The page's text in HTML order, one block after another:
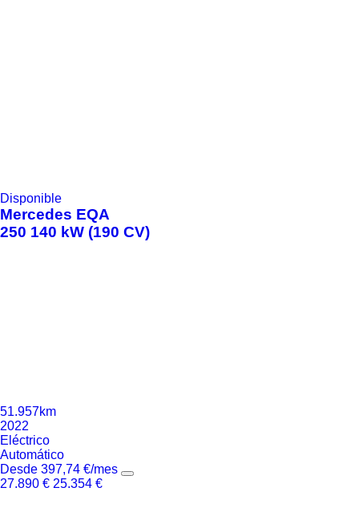
Disponible
Mercedes EQA
250 140 kW (190 CV)
51.957km
2022
Eléctrico
Automático
Desde 397,74 €/mes
27.890 € 25.354 €